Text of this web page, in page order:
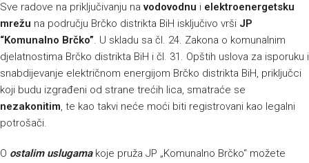
Sve radove na priključivanju navodovodnu i elektroenergetsku
mrežu na području Brčko distrikta BiH isključivo vrši JP
“Komunalno Brčko”. U skladu sa čl. 24. Zakona o komunalnim
djelatnostima Brčko distrikta BiH i čl. 31. Opštih uslova za isporuku i
snabdijevanje električnom energijom Brčko distrikta BiH, priključci
koji budu izgrađeni od strane trećih lica, smatraće se
nezakonitim, te kao takvi neće moći biti registrovani kao legalni
potrošači.
O ostalim uslugamakoje pruža JP „Komunalno Brčko“ možete